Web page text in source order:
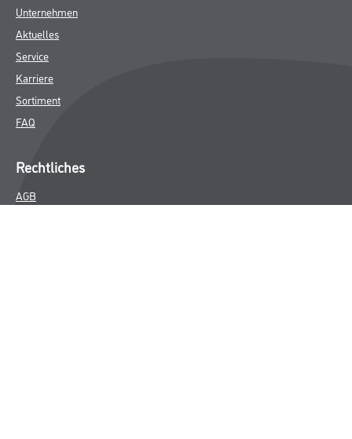
Unternehmen
Aktuelles
Service
Karriere
Sortiment
FAQ
Rechtliches
AGB